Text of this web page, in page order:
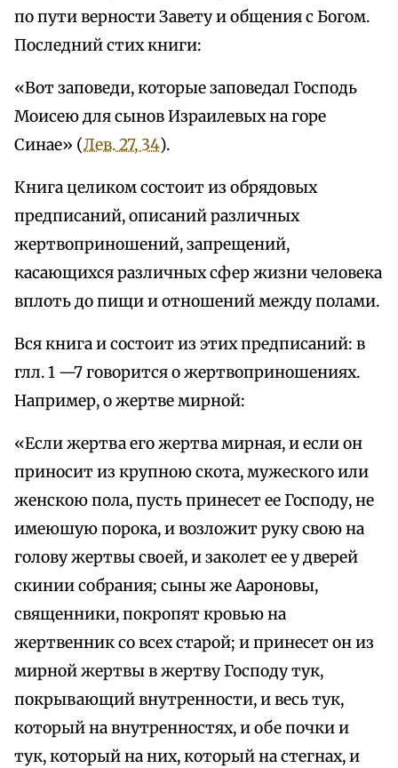
по пути верности Завету и общения с Богом.
Последний стих книги:
«Вот заповеди, которые заповедал Господь
Моисею для сынов Израилевых на горе
Синае» (Лев. 27, 34).
Книга целиком состоит из обрядовых
предписаний, описаний различных
жертвоприношений, запрещений,
касающихся различных сфер жизни человека
вплоть до пищи и отношений между полами.
Вся книга и состоит из этих предписаний: в
глл. 1 —7 говорится о жертвоприношениях.
Например, о жертве мирной:
«Если жертва его жертва мирная, и если он
приносит из крупною скота, мужеского или
женскою пола, пусть принесет ее Господу, не
имеюшую порока, и возложит руку свою на
голову жертвы своей, и заколет ее у дверей
скинии собрания; сыны же Аароновы,
священники, покропят кровью на
жертвенник со всех старой; и принесет он из
мирной жертвы в жертву Господу тук,
покрывающий внутренности, и весь тук,
который на внутренностях, и обе почки и
тук, который на них, который на стегнах, и